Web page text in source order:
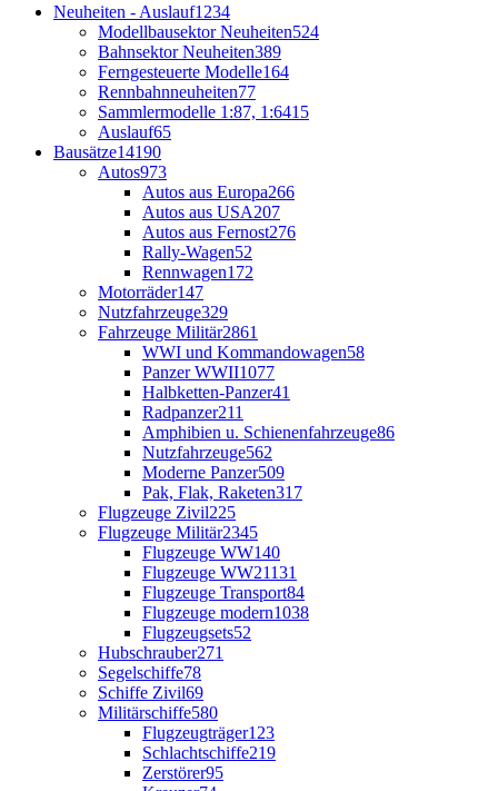
Neuheiten - Auslauf1234
Modellbausektor Neuheiten524
Bahnsektor Neuheiten389
Ferngesteuerte Modelle164
Rennbahnneuheiten77
Sammlermodelle 1:87, 1:6415
Auslauf65
Bausätze14190
Autos973
Autos aus Europa266
Autos aus USA207
Autos aus Fernost276
Rally-Wagen52
Rennwagen172
Motorräder147
Nutzfahrzeuge329
Fahrzeuge Militär2861
WWI und Kommandowagen58
Panzer WWII1077
Halbketten-Panzer41
Radpanzer211
Amphibien u. Schienenfahrzeuge86
Nutzfahrzeuge562
Moderne Panzer509
Pak, Flak, Raketen317
Flugzeuge Zivil225
Flugzeuge Militär2345
Flugzeuge WW140
Flugzeuge WW21131
Flugzeuge Transport84
Flugzeuge modern1038
Flugzeugsets52
Hubschrauber271
Segelschiffe78
Schiffe Zivil69
Militärschiffe580
Flugzeugträger123
Schlachtschiffe219
Zerstörer95